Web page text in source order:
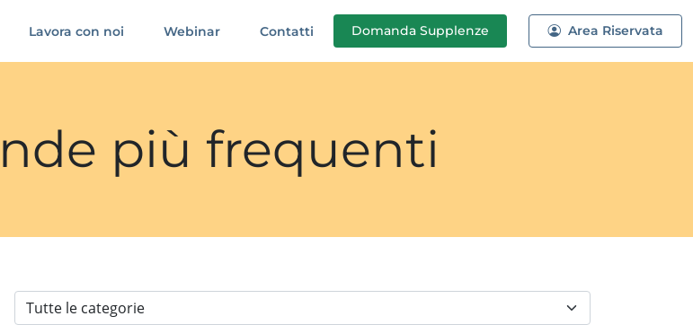
Lavora con noi Webinar Contatti Domanda Supplenze Area Riservata
più frequenti